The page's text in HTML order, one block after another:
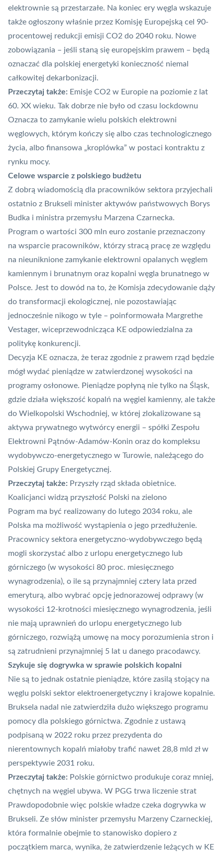
elektrownie są przestarzałe. Na koniec ery węgla wskazuje
także ogłoszony właśnie przez Komisję Europejską cel 90-
procentowej redukcji emisji CO2 do 2040 roku. Nowe
zobowiązania – jeśli staną się europejskim prawem – będą
oznaczać dla polskiej energetyki konieczność niemal
całkowitej dekarbonizacji.
Przeczytaj także: Emisje CO2 w Europie na poziomie z lat
60. XX wieku. Tak dobrze nie było od czasu lockdownu
Oznacza to zamykanie wielu polskich elektrowni
węglowych, którym kończy się albo czas technologicznego
życia, albo finansowa „kroplówka” w postaci kontraktu z
rynku mocy.
Celowe wsparcie z polskiego budżetu
Z dobrą wiadomością dla pracowników sektora przyjechali
ostatnio z Brukseli minister aktywów państwowych Borys
Budka i ministra przemysłu Marzena Czarnecka.
Program o wartości 300 mln euro zostanie przeznaczony
na wsparcie pracowników, którzy stracą pracę ze względu
na nieuniknione zamykanie elektrowni opalanych węglem
kamiennym i brunatnym oraz kopalni węgla brunatnego w
Polsce. Jest to dowód na to, że Komisja zdecydowanie dąży
do transformacji ekologicznej, nie pozostawiając
jednocześnie nikogo w tyle – poinformowała Margrethe
Vestager, wiceprzewodnicząca KE odpowiedzialna za
politykę konkurencji.
Decyzja KE oznacza, że teraz zgodnie z prawem rząd będzie
mógł wydać pieniądze w zatwierdzonej wysokości na
programy osłonowe. Pieniądze popłyną nie tylko na Śląsk,
gdzie działa większość kopalń na węgiel kamienny, ale także
do Wielkopolski Wschodniej, w której zlokalizowane są
aktywa prywatnego wytwórcy energii – spółki Zespołu
Elektrowni Pątnów-Adamów-Konin oraz do kompleksu
wydobywczo-energetycznego w Turowie, należącego do
Polskiej Grupy Energetycznej.
Przeczytaj także: Przyszły rząd składa obietnice.
Koalicjanci widzą przyszłość Polski na zielono
Pogram ma być realizowany do lutego 2034 roku, ale
Polska ma możliwość wystąpienia o jego przedłużenie.
Pracownicy sektora energetyczno-wydobywczego będą
mogli skorzystać albo z urlopu energetycznego lub
górniczego (w wysokości 80 proc. miesięcznego
wynagrodzenia), o ile są przynajmniej cztery lata przed
emeryturą, albo wybrać opcję jednorazowej odprawy (w
wysokości 12-krotności miesięcznego wynagrodzenia, jeśli
nie mają uprawnień do urlopu energetycznego lub
górniczego, rozwiążą umowę na mocy porozumienia stron i
są zatrudnieni przynajmniej 5 lat u danego pracodawcy.
Szykuje się dogrywka w sprawie polskich kopalni
Nie są to jednak ostatnie pieniądze, które zasilą stojący na
węglu polski sektor elektroenergetyczny i krajowe kopalnie.
Bruksela nadal nie zatwierdziła dużo większego programu
pomocy dla polskiego górnictwa. Zgodnie z ustawą
podpisaną w 2022 roku przez prezydenta do
nierentownych kopalń miałoby trafić nawet 28,8 mld zł w
perspektywie 2031 roku.
Przeczytaj także: Polskie górnictwo produkuje coraz mniej,
chętnych na węgiel ubywa. W PGG trwa liczenie strat
Prawdopodobnie więc polskie władze czeka dogrywka w
Brukseli. Ze słów minister przemysłu Marzeny Czarneckiej,
która formalnie obejmie to stanowisko dopiero z
początkiem marca, wynika, że zatwierdzenie leżących w KE